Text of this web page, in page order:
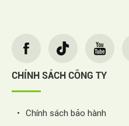
CHÍNH SÁCH CÔNG TY
Chính sách bảo hành